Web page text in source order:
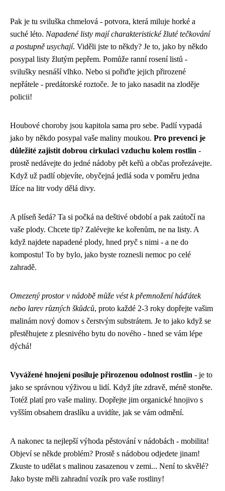
Pak je tu sviluška chmelová - potvora, která miluje horké a
suché léto. Napadené listy mají charakteristické žluté tečkování
a postupně usychají. Viděli jste to někdy? Je to, jako by někdo
posypal listy žlutým pepřem. Pomůže ranní rosení listů -
svilušky nesnáší vlhko. Nebo si pořiďte jejich přirozené
nepřátele - predátorské roztoče. Je to jako nasadit na zloděje
policii!
Houbové choroby jsou kapitola sama pro sebe. Padlí vypadá
jako by někdo posypal vaše maliny moukou. Pro prevenci je
důležité zajistit dobrou cirkulaci vzduchu kolem rostlin -
prostě nedávejte do jedné nádoby pět keřů a občas prořezávejte.
Když už padlí objevíte, obyčejná jedlá soda v poměru jedna
lžíce na litr vody dělá divy.
A plíseň šedá? Ta si počká na deštivé období a pak zaútočí na
vaše plody. Chcete tip? Zalévejte ke kořenům, ne na listy. A
když najdete napadené plody, hned pryč s nimi - a ne do
kompostu! To by bylo, jako byste roznesli nemoc po celé
zahradě.
Omezený prostor v nádobě může vést k přemnožení háďátek
nebo larev různých škůdců, proto každé 2-3 roky dopřejte vašim
malinám nový domov s čerstvým substrátem. Je to jako když se
přestěhujete z plesnivého bytu do nového - hned se vám lépe
dýchá!
Vyvážené hnojení posiluje přirozenou odolnost rostlin - je to
jako se správnou výživou u lidí. Když jíte zdravě, méně stoněte.
Totéž platí pro vaše maliny. Dopřejte jim organické hnojivo s
vyšším obsahem draslíku a uvidíte, jak se vám odmění.
A nakonec ta nejlepší výhoda pěstování v nádobách - mobilita!
Objeví se někde problém? Prostě s nádobou odjedete jinam!
Zkuste to udělat s malinou zasazenou v zemi... Není to skvělé?
Jako byste měli zahradní vozík pro vaše rostliny!